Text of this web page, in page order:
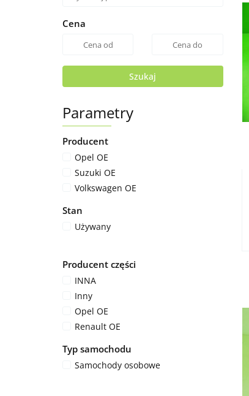
Cena
Szukaj
Parametry
Producent
Opel OE
Suzuki OE
Volkswagen OE
Stan
Używany
Producent części
INNA
Inny
Opel OE
Renault OE
Typ samochodu
Samochody osobowe